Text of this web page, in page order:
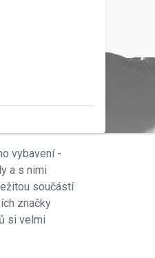
vybavení -
a s nimi
součástí
značky
si velmi